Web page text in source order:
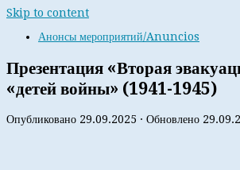
Skip to content
Анонсы мероприятий/Anuncios
Презентация «Вторая
«детей войны» (1941-1945)
Опубликовано 29.09.2025 · Обновлено